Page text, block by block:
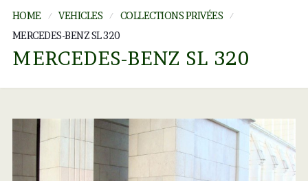
HOME VEHICLES
COLLECTIONS PRIVÉES
MERCEDES-BENZ SL 320
MERCEDES-BENZ SL 320